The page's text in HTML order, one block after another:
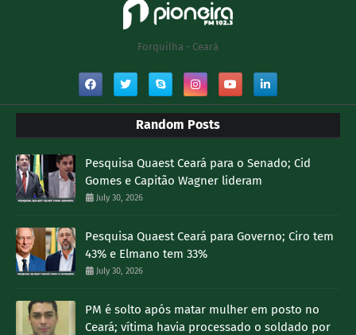
Forquilha - Ceará
Random Posts
Pesquisa Quaest Ceará para o Senado; Cid
Gomes e Capitão Wagner lideram
July 30, 2026
Pesquisa Quaest Ceará para Governo; Ciro tem
43% e Elmano tem 33%
July 30, 2026
PM é solto após matar mulher em posto no
Ceará; vítima havia processado o soldado por